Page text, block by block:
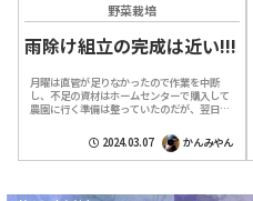
野菜栽培
雨除け組立の完成は近い!!!
月曜は直管が足りなかったので作業を中断
し、不足の資材はホームセンターで購入して
農園に行く準備は整っていたのだが、翌日か
た。今日は天気も回復したし、暫くは雨も無
2024.03.07 かんみやん